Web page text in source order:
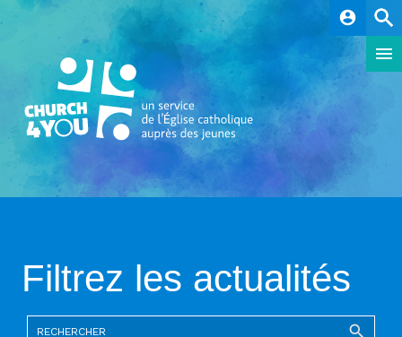
account_circle
Filtrez les actualités